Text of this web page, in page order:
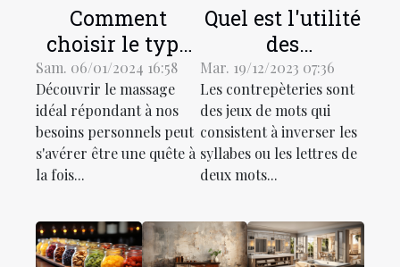
Comment
choisir le type
de massage
adapté à vos
besoins
spécifiques
Sam. 06/01/2024 16:58
Découvrir le massage
idéal répondant à nos
besoins personnels peut
s'avérer être une quête à
la fois...
Quel est l'utilité
des
contrepèteries
dans la société?
Mar. 19/12/2023 07:36
Les contrepèteries sont
des jeux de mots qui
consistent à inverser les
syllabes ou les lettres de
deux mots...